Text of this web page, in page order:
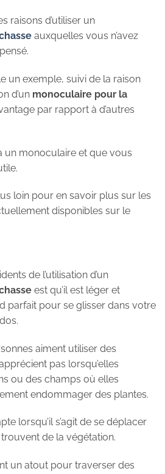
raisons d’utiliser un
auxquelles vous n’avez
un exemple, suivi de la raison
d’un monoculaire pour la
par rapport à d’autres
un monoculaire et que vous
loin pour en savoir plus sur les
disponibles sur le
de l’utilisation d’un
est qu’il est léger et
parfait pour se glisser dans votre
aiment utiliser des
pas lorsqu’elles
ou des champs où elles
endommager des plantes.
lorsqu’il s’agit de se déplacer
de la végétation.
un atout pour traverser des